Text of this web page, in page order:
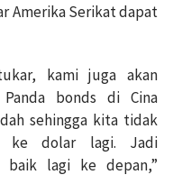
Amerika Serikat dapat
kami juga akan
bonds di Cina
sehingga kita tidak
ke dolar lagi. Jadi
baik lagi ke depan,”